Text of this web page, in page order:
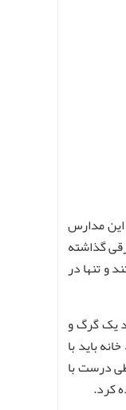
مدارس
گذاشته
و تنها در
یک گرگ و
باید با
درست با
کرد.